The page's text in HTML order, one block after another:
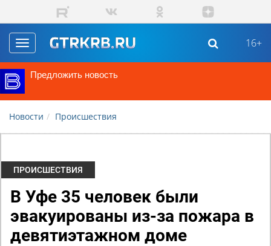
Перейти к основному содержанию
Toggle
navigation
16+
Предложить новость
Новости Происшествия
ПРОИСШЕСТВИЯ
В Уфе 35 человек были
эвакуированы из-за пожара в
девятиэтажном доме